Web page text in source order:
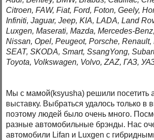
Citroen, FAW, Fiat, Ford, Foton, Geely,
Infiniti, Jaguar, Jeep, KIA, LADA, Land
Luxgen, Maserati, Mazda, Mercedes-
Nissan, Opel, Peugeot, Porsche, Renault,
SEAT, SKODA, Smart, SsangYong,
Toyota, Volkswagen, Volvo, ZAZ, ГАЗ,
Мы с мамой(ksyusha) решили посетить
выставку. Выбраться удалось только в
поэтому людей было очень много.
разные автомобильные брэнды. Нас
автомобили Lifan и Luxgen с